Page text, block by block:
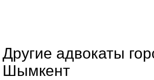
Другие адвокаты
Шымкент